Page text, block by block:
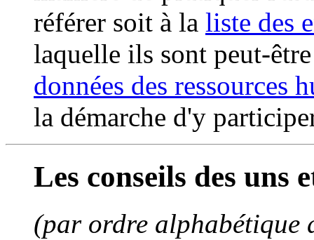
référer soit à la liste des
laquelle ils sont peut-
données des ressources
la démarche d'y
Les conseils des uns
(par ordre alphabétique